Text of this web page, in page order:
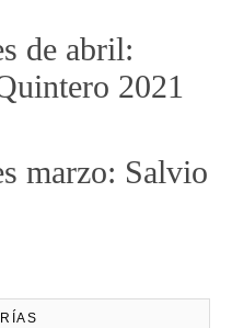
de mayo:
de abril: